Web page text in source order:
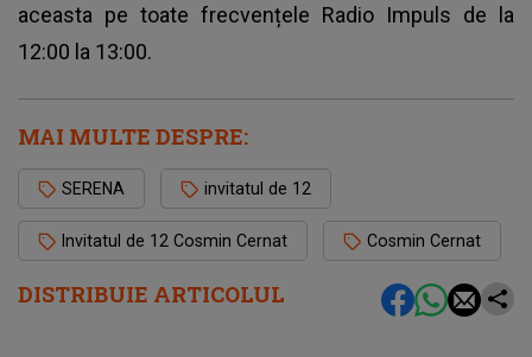
DISTRIBUIE ARTICOLUL
aceasta pe toate frecvențele Radio Impuls de la
12:00 la 13:00.
MAI MULTE DESPRE:
SERENA invitatul de 12
Invitatul de 12 Cosmin Cernat Cosmin Cernat